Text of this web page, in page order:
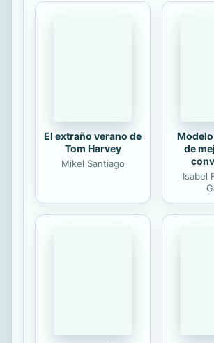
nueva portada. Incluye
El extraño verano de
Tom Harvey
Mikel Santiago
de
Isabel